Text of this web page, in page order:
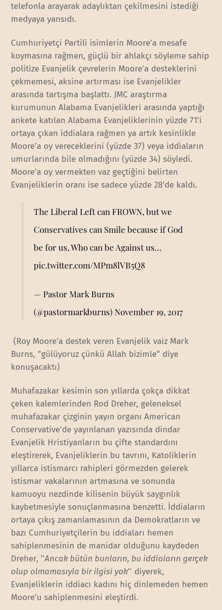
telefonla arayarak adaylıktan çekilmesini istediği
medyaya yansıdı.
Cumhuriyetçi Partili isimlerin Moore’a mesafe
koymasına rağmen, güçlü bir ahlakçı söyleme sahip
politize Evanjelik çevrelerin Moore’a desteklerini
çekmemesi, aksine artırması ise Evanjelikler
arasında tartışma başlattı. JMC araştırma
kurumunun Alabama Evanjelikleri arasında yaptığı
ankete katılan Alabama Evanjeliklerinin yüzde 71’i
ortaya çıkan iddialara rağmen ya artık kesinlikle
Moore’a oy vereceklerini (yüzde 37) veya iddiaların
umurlarında bile olmadığını (yüzde 34) söyledi.
Moore’a oy vermekten vaz geçtiğini belirten
Evanjeliklerin oranı ise sadece yüzde 28’de kaldı.
The Liberal Left can FROWN, but we
Conservatives can Smile because if God
be for us, Who can be Against us…
pic.twitter.com/MPm8lVB5Q8
— Pastor Mark Burns
(@pastormarkburns) November 19, 2017
(Roy Moore’a destek veren Evanjelik vaiz Mark
Burns, ”gülüyoruz çünkü Allah bizimle” diye
konuşacaktı)
Muhafazakar kesimin son yıllarda çokça dikkat
çeken kalemlerinden Rod Dreher, geleneksel
muhafazakar çizginin yayın organı American
Conservative’de yayınlanan yazısında dindar
Evanjelik Hristiyanların bu çifte standardını
eleştirerek, Evanjeliklerin bu tavrını, Katoliklerin
yıllarca istismarcı rahipleri görmezden gelerek
istismar vakalarının artmasına ve sonunda
kamuoyu nezdinde kilisenin büyük saygınlık
kaybetmesiyle sonuçlanmasına benzetti. İddiaların
ortaya çıkış zamanlamasının da Demokratların ve
bazı Cumhuriyetçilerin bu iddiaları hemen
sahiplenmesinin de manidar olduğunu kaydeden
Dreher, ‘’Ancak bütün bunların, bu iddiaların gerçek
olup olmamasıyla bir ilgisi yok’’ diyerek,
Evanjeliklerin iddiacı kadını hiç dinlemeden hemen
Moore’u sahiplenmesini eleştirdi.